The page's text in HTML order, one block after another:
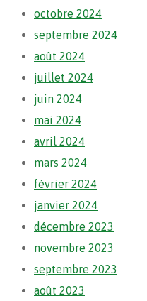
octobre 2024
septembre 2024
août 2024
juillet 2024
juin 2024
mai 2024
avril 2024
mars 2024
février 2024
janvier 2024
décembre 2023
novembre 2023
septembre 2023
août 2023